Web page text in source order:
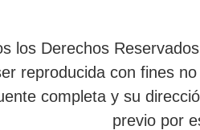
los Derechos
reproducida con fines
completa y su
previo por